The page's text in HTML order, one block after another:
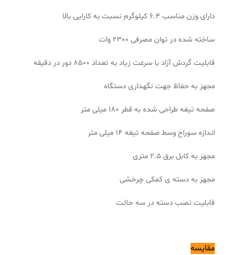
دارای وزن مناسب 6.4 کیلوگرم نسبت به کارایی بالا
ساخته شده در توان مصرفی 2300 وات
قابلیت گردش آزاد با سرعت زیاد به تعداد 8500 دور در دقیقه
مجهز به حفاظ جهت نگهداری دستگاه
صفحه تیغه طراحی شده به قطر 180 میلی متر
اندازه سوراخ وسط صفحه تیغه 14 میلی متر
مجهز به کابل برق 2.5 متری
مجهز به دسته ی کمکی چرخشی
قابلیت نصب دسته در سه حالت
مقایسه